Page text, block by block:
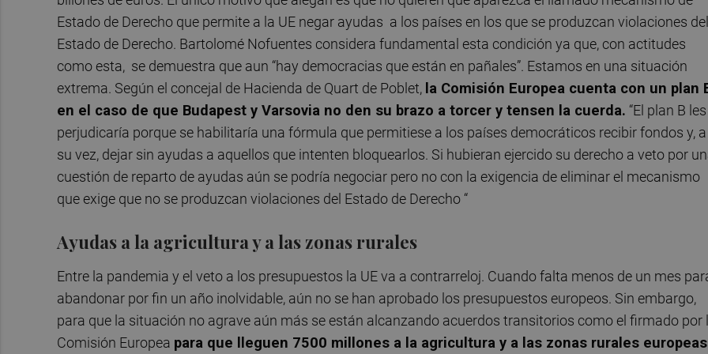
Estado de Derecho que permite a la UE negar ayudas a los países en los que se produzcan violaciones del
Estado de Derecho. Bartolomé Nofuentes considera fundamental esta condición ya que, con actitudes
como esta, se demuestra que aun “hay democracias que están en pañales”. Estamos en una situación
extrema. Según el concejal de Hacienda de Quart de Poblet, la Comisión Europea cuenta con un plan
en el caso de que Budapest y Varsovia no den su brazo a torcer y tensen la cuerda. “El plan B les
perjudicaría porque se habilitaría una fórmula que permitiese a los países democráticos recibir fondos y, a
su vez, dejar sin ayudas a aquellos que intenten bloquearlos. Si hubieran ejercido su derecho a veto por
cuestión de reparto de ayudas aún se podría negociar pero no con la exigencia de eliminar el mecanismo
que exige que no se produzcan violaciones del Estado de Derecho “
Ayudas a la agricultura y a las zonas rurales
Entre la pandemia y el veto a los presupuestos la UE va a contrarreloj. Cuando falta menos de un mes
abandonar por fin un año inolvidable, aún no se han aprobado los presupuestos europeos. Sin embargo,
para que la situación no agrave aún más se están alcanzando acuerdos transitorios como el firmado por
Comisión Europea para que lleguen 7500 millones a la agricultura y a las zonas rurales europeas